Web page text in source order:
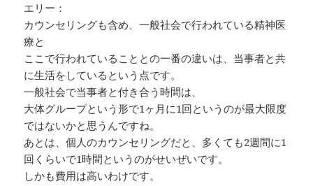
エリー：
カウンセリングも含め、一般社会で行われている精神医
療と
ここで行われていることとの一番の違いは、当事者と共
に生活をしているという点です。
一般社会で当事者と付き合う時間は、
大体グループという形で1ヶ月に1回というのが最大限度
ではないかと思うんですね。
あとは、個人のカウンセリングだと、多くても2週間に1
回くらいで1時間というのがせいぜいです。
しかも費用は高いわけです。